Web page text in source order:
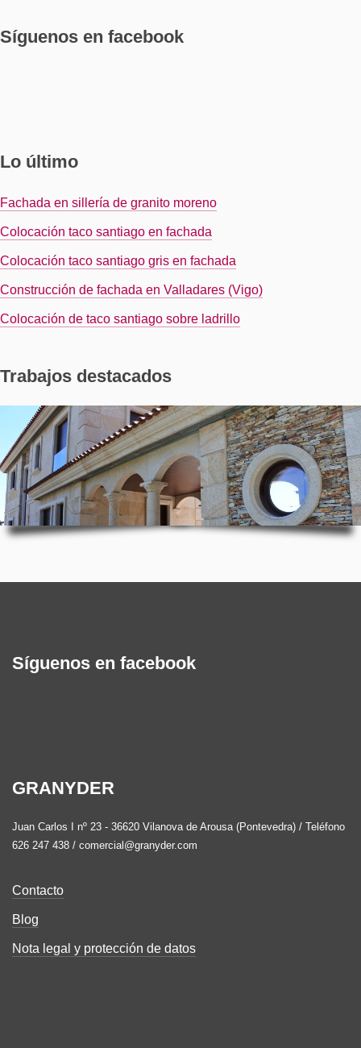
Síguenos en facebook
Lo último
Fachada en sillería de granito moreno
Colocación taco santiago en fachada
Colocación taco santiago gris en fachada
Construcción de fachada en Valladares (Vigo)
Colocación de taco santiago sobre ladrillo
Trabajos destacados
Síguenos en facebook
GRANYDER
Juan Carlos I nº 23 - 36620 Vilanova de Arousa (Pontevedra) / Teléfono
626 247 438 / comercial@granyder.com
Contacto
Blog
Nota legal y protección de datos